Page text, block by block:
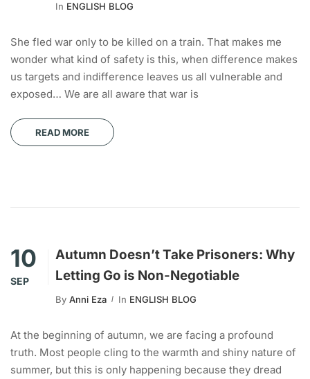
In ENGLISH BLOG
She fled war only to be killed on a train. That makes me
wonder what kind of safety is this, when difference makes
us targets and indifference leaves us all vulnerable and
exposed… We are all aware that war is
READ MORE
10
SEP
Autumn Doesn’t Take Prisoners: Why
Letting Go is Non-Negotiable
By Anni Eza In ENGLISH BLOG
At the beginning of autumn, we are facing a profound
truth. Most people cling to the warmth and shiny nature of
summer, but this is only happening because they dread